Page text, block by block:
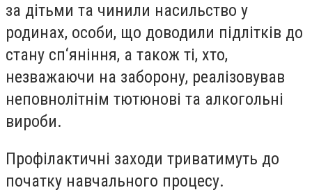
за дітьми та чинили насильство у
родинах, особи, що доводили підлітків до
стану сп‘яніння, а також ті, хто,
незважаючи на заборону, реалізовував
неповнолітнім тютюнові та алкогольні
вироби.
Профілактичні заходи триватимуть до
початку навчального процесу.